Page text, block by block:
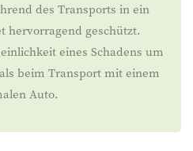
des Transports in ein
hervorragend geschützt.
eines Schadens um
beim Transport mit einem
Auto.